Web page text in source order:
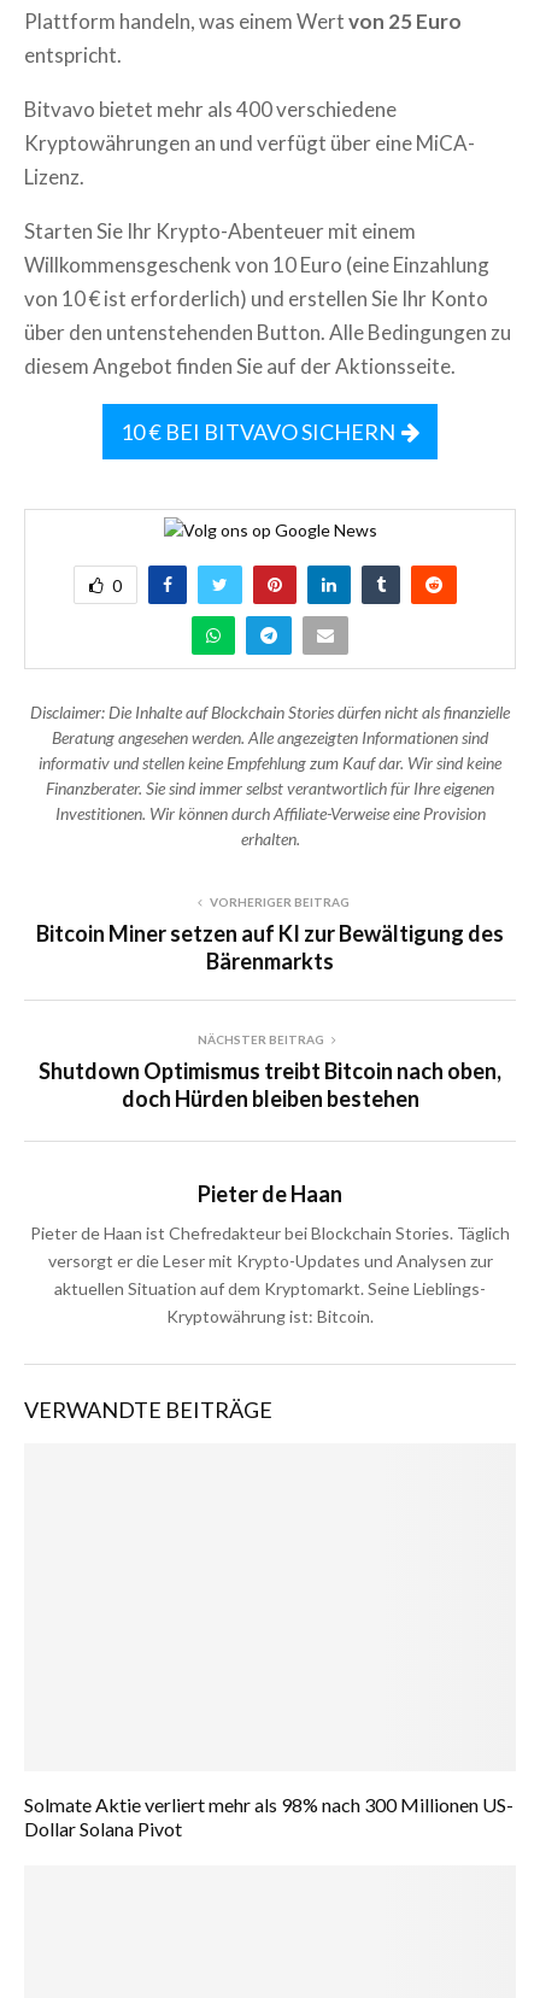
Plattform handeln, was einem Wertvon 25 Euro
entspricht.
Bitvavo bietet mehr als 400 verschiedene
Kryptowährungen an und verfügt über eine MiCA-
Lizenz.
Starten Sie Ihr Krypto-Abenteuer mit einem
Willkommensgeschenk von 10 Euro (eine Einzahlung
von 10 € ist erforderlich) und erstellen Sie Ihr Konto
über den untenstehenden Button. Alle Bedingungen zu
diesem Angebot finden Sie auf der Aktionsseite.
10 € BEI BITVAVO SICHERN
0
Disclaimer: Die Inhalte auf Blockchain Stories dürfen nicht als finanzielle
Beratung angesehen werden. Alle angezeigten Informationen sind
informativ und stellen keine Empfehlung zum Kauf dar. Wir sind keine
Finanzberater. Sie sind immer selbst verantwortlich für Ihre eigenen
Investitionen. Wir können durch Affiliate-Verweise eine Provision
erhalten.
VORHERIGER BEITRAG
Bitcoin Miner setzen auf KI zur Bewältigung des
Bärenmarkts
NÄCHSTER BEITRAG
Shutdown Optimismus treibt Bitcoin nach oben,
doch Hürden bleiben bestehen
Pieter de Haan
Pieter de Haan ist Chefredakteur bei Blockchain Stories. Täglich
versorgt er die Leser mit Krypto-Updates und Analysen zur
aktuellen Situation auf dem Kryptomarkt. Seine Lieblings-
Kryptowährung ist: Bitcoin.
VERWANDTE BEITRÄGE
Solmate Aktie verliert mehr als 98% nach 300 Millionen US-
Dollar Solana Pivot